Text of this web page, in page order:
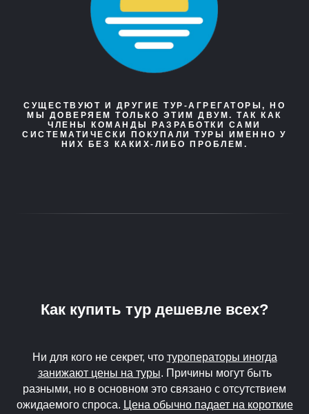
СУЩЕСТВУЮТ И ДРУГИЕ ТУР-АГРЕГАТОРЫ, НО
МЫ ДОВЕРЯЕМ ТОЛЬКО ЭТИМ ДВУМ. ТАК КАК
ЧЛЕНЫ КОМАНДЫ РАЗРАБОТКИ САМИ
СИСТЕМАТИЧЕСКИ ПОКУПАЛИ ТУРЫ ИМЕННО У
НИХ БЕЗ КАКИХ-ЛИБО ПРОБЛЕМ.
Как купить тур дешевле всех?
Ни для кого не секрет, что туроператоры иногда
занижают цены на туры. Причины могут быть
разными, но в основном это связано с отсутствием
ожидаемого спроса. Цена обычно падает на короткие